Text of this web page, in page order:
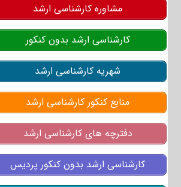
مشاوره کارشناسی ارشد
کارشناسی ارشد بدون کنکور
شهریه کارشناسی ارشد
منابع کنکور کارشناسی ارشد
دفترچه های کارشناسی ارشد
کارشناسی ارشد بدون کنکور پردیس